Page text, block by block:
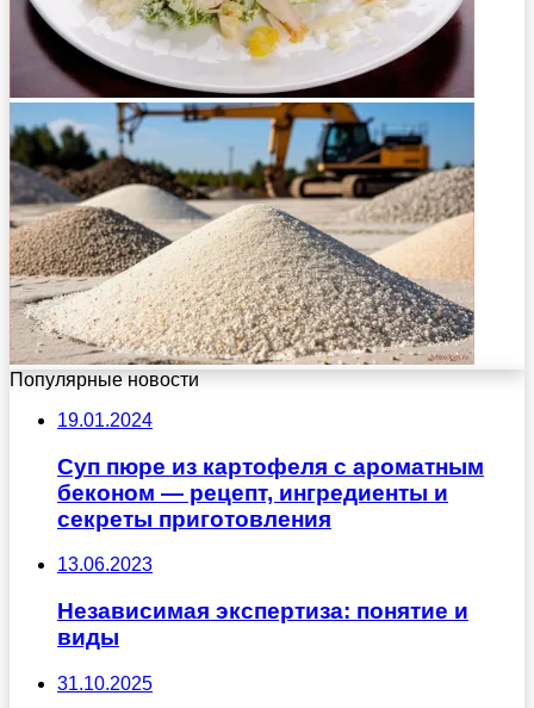
Популярные новости
19.01.2024
Суп пюре из картофеля с ароматным
беконом — рецепт, ингредиенты и
секреты приготовления
13.06.2023
Независимая экспертиза: понятие и
виды
31.10.2025